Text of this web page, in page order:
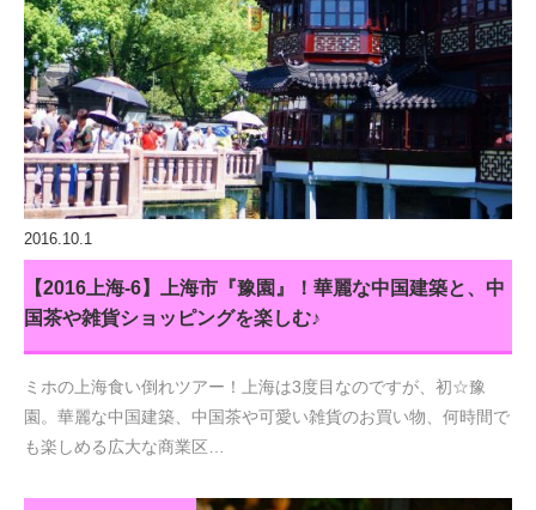
2016.10.1
【2016上海-6】上海市『豫園』！華麗な中国建築と、中
国茶や雑貨ショッピングを楽しむ♪
ミホの上海食い倒れツアー！上海は3度目なのですが、初☆豫
園。華麗な中国建築、中国茶や可愛い雑貨のお買い物、何時間で
も楽しめる広大な商業区…